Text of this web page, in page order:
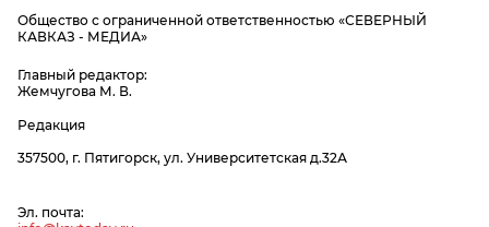
Общество с ограниченной ответственностью «СЕВЕРНЫЙ
КАВКАЗ - МЕДИА»
Главный редактор:
Жемчугова М. В.
Редакция
357500, г. Пятигорск, ул. Университетская д.32А
Эл. почта: